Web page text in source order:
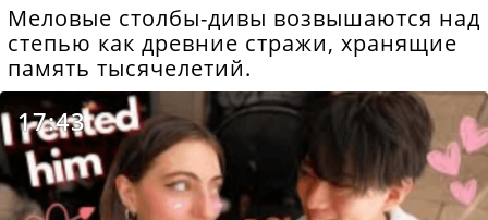
Меловые столбы-дивы возвышаются над
степью как древние стражи, хранящие
память тысячелетий.
17:43